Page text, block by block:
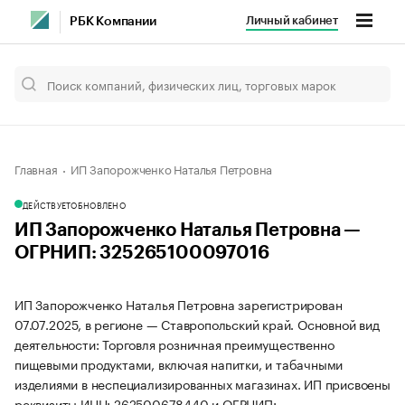
РБК Компании Личный кабинет
Главная ИП Запорожченко Наталья Петровна
ДЕЙСТВУЕТОБНОВЛЕНО
ИП Запорожченко Наталья Петровна —
ОГРНИП: 325265100097016
ИП Запорожченко Наталья Петровна зарегистрирован
07.07.2025, в регионе — Ставропольский край. Основной вид
деятельности: Торговля розничная преимущественно
пищевыми продуктами, включая напитки, и табачными
изделиями в неспециализированных магазинах. ИП присвоены